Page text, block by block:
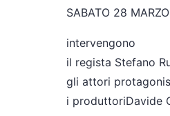
SABATO 28
intervengono
il regista Stefano
gli attori
i produttoriDavide